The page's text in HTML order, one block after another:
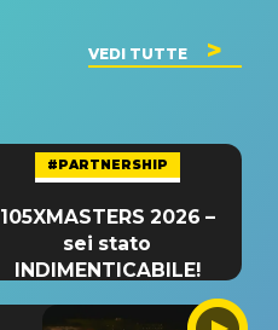
VEDI TUTTE
#PARTNERSHIP
105XMASTERS 2026 –
sei stato
INDIMENTICABILE!